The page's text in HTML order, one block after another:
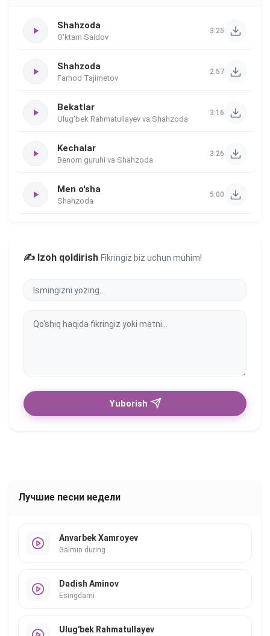
Shahzoda
O'ktam Saidov
3:25
Shahzoda
Farhod Tajimetov
2:57
Bekatlar
Ulug'bek Rahmatullayev va Shahzoda
3:16
Kechalar
Benom guruhi va Shahzoda
3:26
Men o'sha
Shahzoda
5:00
✍️ Izoh qoldirish Fikringiz biz uchun muhim!
Yuborish
Лучшие песни недели
Anvarbek Xamroyev
Galmin during
Dadish Aminov
Esingdami
Ulug'bek Rahmatullayev